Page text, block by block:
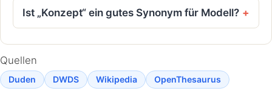
Ist „Konzept“ ein gutes Synonym für Modell?
Quellen
Duden DWDS Wikipedia OpenThesaurus